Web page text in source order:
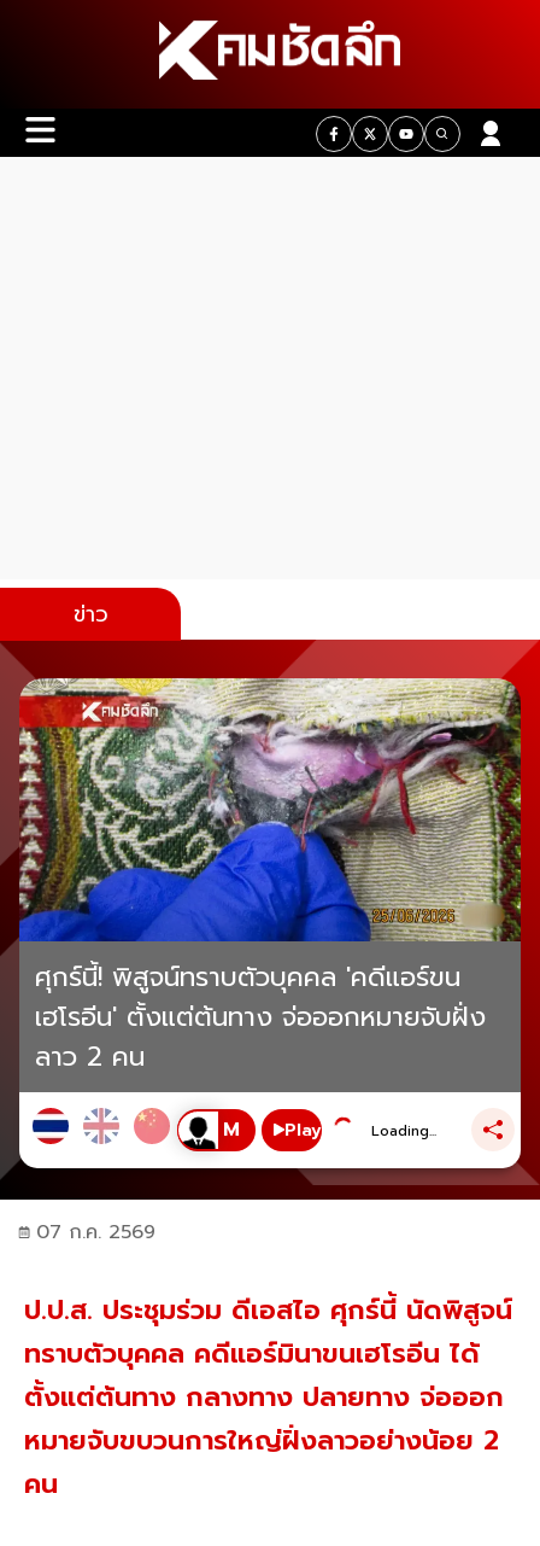
ข่าว
ศุกร์นี้! พิสูจน์ทราบตัวบุคคล 'คดีแอร์ขน
เฮโรอีน' ตั้งแต่ต้นทาง จ่อออกหมายจับฝั่ง
ลาว 2 คน
Play Loading...
07 ก.ค. 2569
ป.ป.ส. ประชุมร่วม ดีเอสไอ ศุกร์นี้ นัดพิสูจน์
ทราบตัวบุคคล คดีแอร์มินาขนเฮโรอีน ได้
ตั้งแต่ต้นทาง กลางทาง ปลายทาง จ่อออก
หมายจับขบวนการใหญ่ฝั่งลาวอย่างน้อย 2
คน